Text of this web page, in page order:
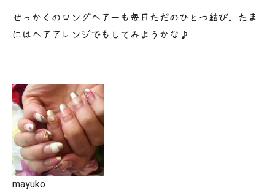
せっかくのロングヘアーも毎日ただのひとつ結び。たま
にはヘアアレンジでもしてみようかな♪
mayuko